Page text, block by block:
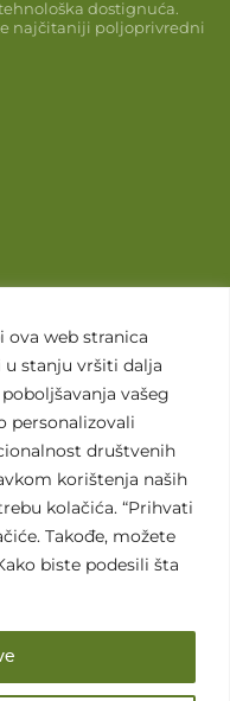
ova web stranica
stanju vršiti dalja
vašeg
personalizovali
društvenih
korištenja naših
kolačića. “Prihvati
Takođe, možete
biste podesili šta
dostignuća.
najčitaniji poljoprivredni